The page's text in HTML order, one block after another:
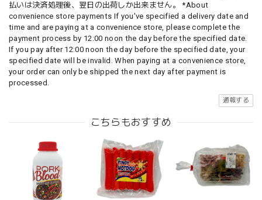
払いは決済処理後、翌日の出荷しか出来ません。 *About
convenience store payments If you've specified a delivery date and
time and are paying at a convenience store, please complete the
payment process by 12:00 noon the day before the specified date.
If you pay after 12:00 noon the day before the specified date, your
specified date will be invalid. When paying at a convenience store,
your order can only be shipped the next day after payment is
processed.
通報する
こちらもおすすめ